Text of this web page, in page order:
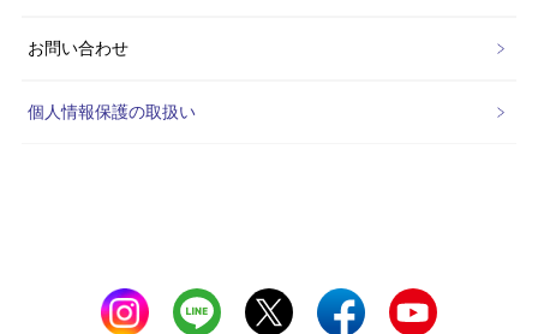
お問い合わせ
個人情報保護の取扱い